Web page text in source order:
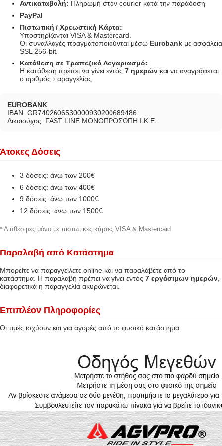
Αντικαταβολή: Πληρωμή στον courier κατά την παράδοση
PayPal
Πιστωτική / Χρεωστική Κάρτα:
Υποστηρίζονται VISA & Mastercard.
Οι συναλλαγές πραγματοποιούνται μέσω Eurobank με ασφάλεια
SSL 256-bit.
Κατάθεση σε Τραπεζικό Λογαριασμό:
Η κατάθεση πρέπει να γίνει εντός 7 ημερών και να αναγράφεται
ο αριθμός παραγγελίας.
EUROBANK
IBAN: GR7402606530000930200689486
Δικαιούχος: FAST LINE ΜΟΝΟΠΡΟΣΩΠΗ Ι.Κ.Ε.
Άτοκες Δόσεις
3 δόσεις: άνω των 200€
6 δόσεις: άνω των 400€
9 δόσεις: άνω των 1000€
12 δόσεις: άνω των 1500€
* Διαθέσιμες μόνο με πιστωτικές κάρτες VISA & Mastercard
Παραλαβή από Κατάστημα
Μπορείτε να παραγγείλετε online και να παραλάβετε από το
κατάστημα. Η παραλαβή πρέπει να γίνει εντός 7 εργάσιμων ημερών
διαφορετικά η παραγγελία ακυρώνεται.
Επιπλέον Πληροφορίες
Οι τιμές ισχύουν και για αγορές από το φυσικό κατάστημα.